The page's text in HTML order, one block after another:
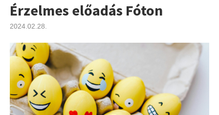
Érzelmes előadás Fóton
2024.02.28.